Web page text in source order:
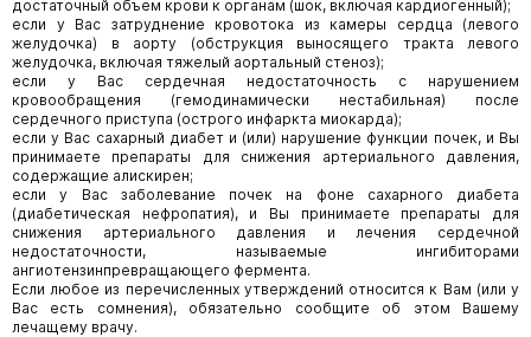
достаточный объем крови к органам (шок, включая кардиогенный);
если у Вас затруднение кровотока из камеры сердца (левого
желудочка) в аорту (обструкция выносящего тракта левого
желудочка, включая тяжелый аортальный стеноз);
если у Вас сердечная недостаточность с нарушением
кровообращения (гемодинамически нестабильная) после
сердечного приступа (острого инфаркта миокарда);
если у Вас сахарный диабет и (или) нарушение функции почек, и Вы
принимаете препараты для снижения артериального давления,
содержащие алискирен;
если у Вас заболевание почек на фоне сахарного диабета
(диабетическая нефропатия), и Вы принимаете препараты для
снижения артериального давления и лечения сердечной
недостаточности, называемые ингибиторами
ангиотензинпревращающего фермента.
Если любое из перечисленных утверждений относится к Вам (или у
Вас есть сомнения), обязательно сообщите об этом Вашему
лечащему врачу.